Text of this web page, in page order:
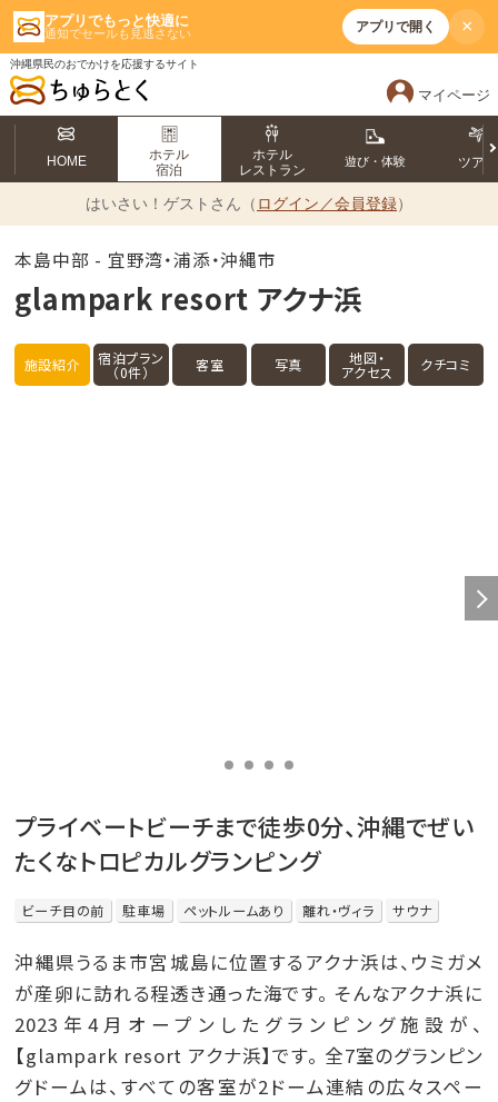
アプリでもっと快適に
通知でセールも見逃さない アプリで開く ×
沖縄県民のおでかけを応援するサイト
マイページ
HOME
ホテル
宿泊
ホテル
レストラン
遊び・体験 ツアー
はいさい！ ゲストさん（ ログイン／会員登録）
本島中部 - 宜野湾・浦添・沖縄市
glampark resort アクナ浜
施設紹介 宿泊プラン
（0件） 客室 写真 地図・
アクセス クチコミ
プライベートビーチまで徒歩0分、沖縄でぜい
たくなトロピカルグランピング
ビーチ目の前 駐車場 ペットルームあり 離れ・ヴィラ サウナ
沖縄県うるま市宮城島に位置するアクナ浜は、ウミガメ
が産卵に訪れる程透き通った海です。 そんなアクナ浜に
2023年4月オープンしたグランピング施設が、
【glampark resort アクナ浜】です。 全7室のグランピン
グドームは、すべての客室が2ドーム連結の広々スペー